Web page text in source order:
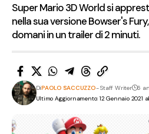
Super Mario 3D World si
nella sua versione Bowser's
domani in un trailer di 2 minuti.
Ultimo Aggiornamento: 12 Gennaio 2021
DiPAOLO SACCUZZO- Staff Writer 6